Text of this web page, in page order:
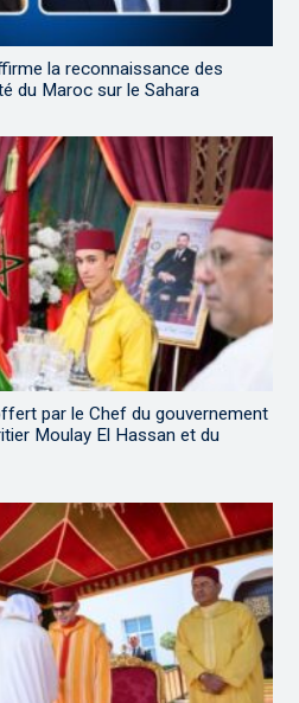
la reconnaissance des
du Maroc sur le Sahara
par le Chef du gouvernement
Moulay El Hassan et du